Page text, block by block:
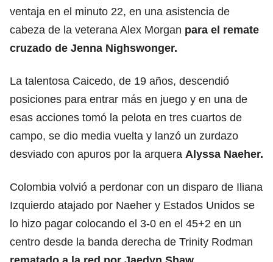
ventaja en el minuto 22, en una asistencia de
cabeza de la veterana Alex Morgan para el remate
cruzado de Jenna Nighswonger.
La talentosa Caicedo, de 19 años, descendió
posiciones para entrar más en juego y en una de
esas acciones tomó la pelota en tres cuartos de
campo, se dio media vuelta y lanzó un zurdazo
desviado con apuros por la arquera Alyssa Naeher.
Colombia volvió a perdonar con un disparo de Iliana
Izquierdo atajado por Naeher y Estados Unidos se
lo hizo pagar colocando el 3-0 en el 45+2 en un
centro desde la banda derecha de Trinity Rodman